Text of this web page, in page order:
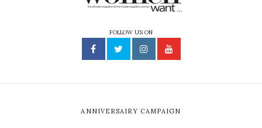
FOLLOW US ON
ANNIVERSAIRY CAMPAIGN